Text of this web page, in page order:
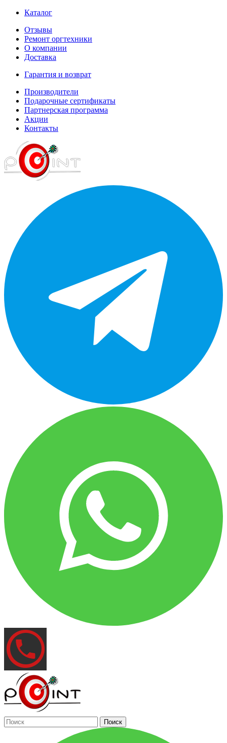
Каталог
Отзывы
Ремонт оргтехники
О компании
Доставка
Гарантия и возврат
Производители
Подарочные сертификаты
Партнерская программа
Акции
Контакты
Поиск